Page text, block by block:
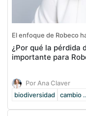
El enfoque de Robeco
¿Por qué la pérdida
importante para
Por Ana Claver
biodiversidad
cambio